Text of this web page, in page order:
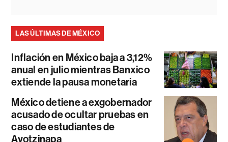
LAS ÚLTIMAS DE MÉXICO
Inflación en México baja a 3,12%
anual en julio mientras Banxico
extiende la pausa monetaria
México detiene a exgobernador
acusado de ocultar pruebas en
caso de estudiantes de
Ayotzinapa